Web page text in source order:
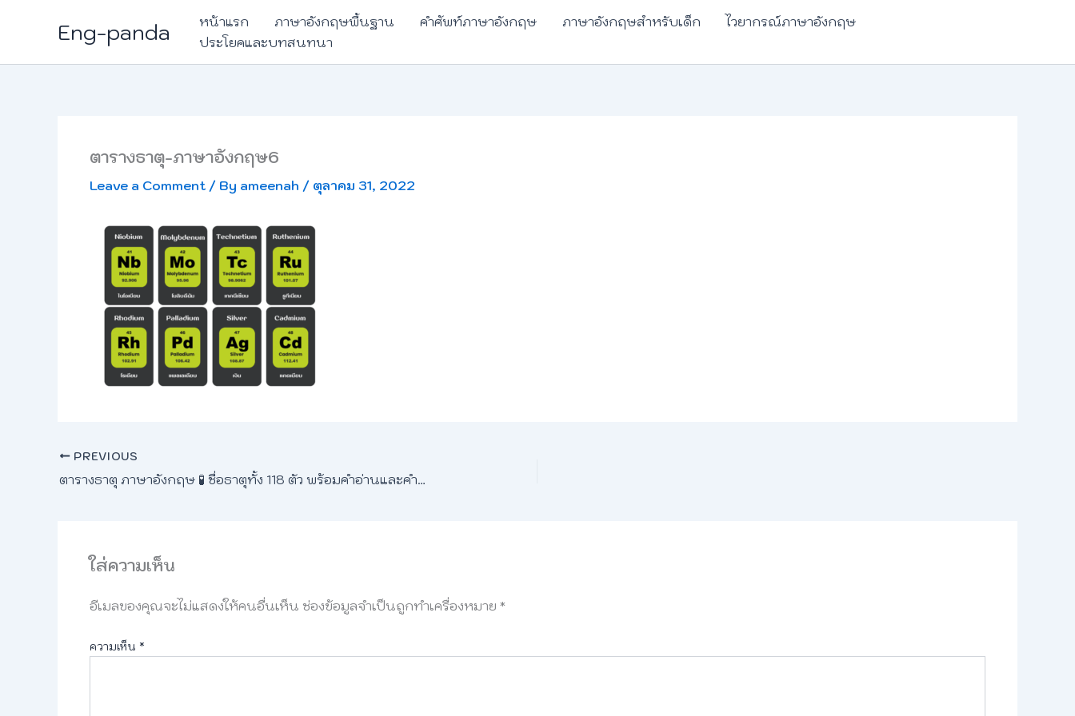
Eng-panda หน้าแรก ภาษาอังกฤษพื้นฐาน คำศัพท์ภาษาอังกฤษ ภาษาอังกฤษสำหรับเด็ก
ไวยากรณ์ภาษาอังกฤษ
ประโยคและบทสนทนา
ตารางธาตุ-ภาษาอังกฤษ6
Leave a Comment / By ameenah / ตุลาคม 31, 2022
PREVIOUS
ตารางธาตุ ภาษาอังกฤษ 🧪 ชื่อธาตุทั้ง 118 ตัว พร้อมคำอ่านและคำแปล
ใส่ความเห็น
อีเมลของคุณจะไม่แสดงให้คนอื่นเห็น ช่องข้อมูลจำเป็นถูกทำเครื่องหมาย *
ความเห็น *